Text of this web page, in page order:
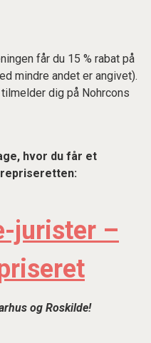
får du 15 % rabat på
mindre andet er angivet).
dig på Nohrcons
hvor du får et
jurister –
og Roskilde!